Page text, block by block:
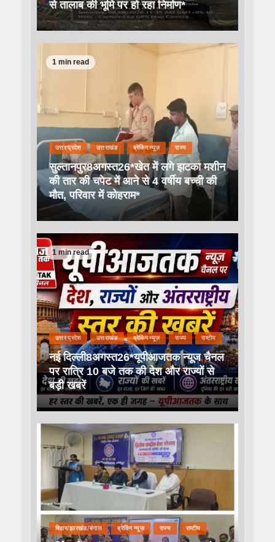
से तालाब की भूमि पर हो रहा निर्माण*
1 min read
उत्तर प्रदेश उत्तराखंड ब्रेकिंग न्यूज़ राज्य
सुल्तानपुर8अगस्त26*खेत में लगे झटका मशीन
की तार की चपेट में आने से 4 वर्षीय बच्ची की
मौत, परिवार में कोहराम*
1 min read
उत्तर प्रदेश उत्तराखंड ब्रेकिंग न्यूज़ राज्य राष्टीय
नई दिल्ली8अगस्त26*यूपीआजतक न्यूज चैनल
पर रात्रि 10 बजे तक की देश और राज्यों से
बड़ी खबरें
बिहार/झारखंड/बंगाल ब्रेकिंग न्यूज़ राज्य राष्टीय